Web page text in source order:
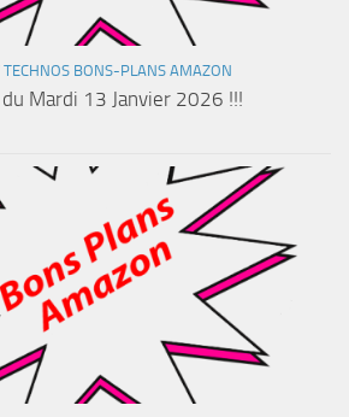
TECHNOS BONS-PLANS AMAZON
Mardi 13 Janvier 2026 !!!